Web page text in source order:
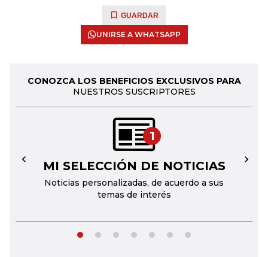
GUARDAR
UNIRSE A WHATSAPP
CONOZCA LOS BENEFICIOS EXCLUSIVOS PARA
NUESTROS SUSCRIPTORES
1
MI SELECCIÓN DE NOTICIAS
Noticias personalizadas, de acuerdo a sus
temas de interés
← →